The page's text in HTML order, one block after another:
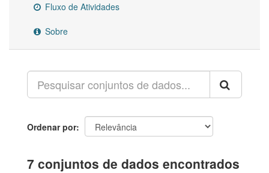
Fluxo de Atividades
Sobre
Ordenar por
7 conjuntos de dados encontrados